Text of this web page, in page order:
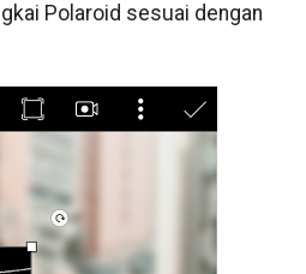
Polaroid sesuai dengan